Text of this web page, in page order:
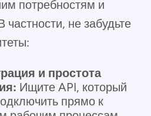
потребностям и
не забудьте
и простота
Ищите API, который
прямо к